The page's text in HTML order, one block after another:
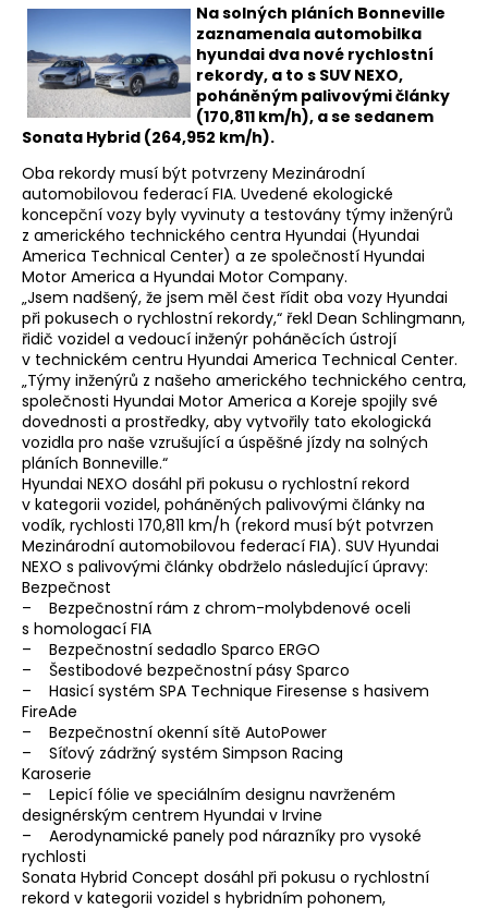
Na solných pláních Bonneville
zaznamenala automobilka
hyundai dva nové rychlostní
rekordy, a to s SUV NEXO,
poháněným palivovými články
(170,811 km/h), a se sedanem
Sonata Hybrid (264,952 km/h).
Oba rekordy musí být potvrzeny Mezinárodní
automobilovou federací FIA. Uvedené ekologické
koncepční vozy byly vyvinuty a testovány týmy inženýrů
z amerického technického centra Hyundai (Hyundai
America Technical Center) a ze společností Hyundai
Motor America a Hyundai Motor Company.
„Jsem nadšený, že jsem měl čest řídit oba vozy Hyundai
při pokusech o rychlostní rekordy,“ řekl Dean Schlingmann,
řidič vozidel a vedoucí inženýr poháněcích ústrojí
v technickém centru Hyundai America Technical Center.
„Týmy inženýrů z našeho amerického technického centra,
společnosti Hyundai Motor America a Koreje spojily své
dovednosti a prostředky, aby vytvořily tato ekologická
vozidla pro naše vzrušující a úspěšné jízdy na solných
pláních Bonneville.“
Hyundai NEXO dosáhl při pokusu o rychlostní rekord
v kategorii vozidel, poháněných palivovými články na
vodík, rychlosti 170,811 km/h (rekord musí být potvrzen
Mezinárodní automobilovou federací FIA). SUV Hyundai
NEXO s palivovými články obdrželo následující úpravy:
Bezpečnost
– Bezpečnostní rám z chrom-molybdenové oceli
s homologací FIA
– Bezpečnostní sedadlo Sparco ERGO
– Šestibodové bezpečnostní pásy Sparco
– Hasicí systém SPA Technique Firesense s hasivem
FireAde
– Bezpečnostní okenní sítě AutoPower
– Síťový zádržný systém Simpson Racing
Karoserie
– Lepicí fólie ve speciálním designu navrženém
designérským centrem Hyundai v Irvine
– Aerodynamické panely pod nárazníky pro vysoké
rychlosti
Sonata Hybrid Concept dosáhl při pokusu o rychlostní
rekord v kategorii vozidel s hybridním pohonem,